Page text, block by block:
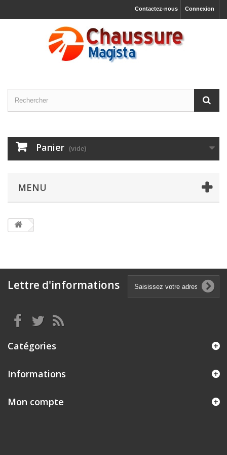
Connexion
Contactez-nous
Panier (vide)
MENU
Lettre d'informations
Catégories
Informations
Mon compte